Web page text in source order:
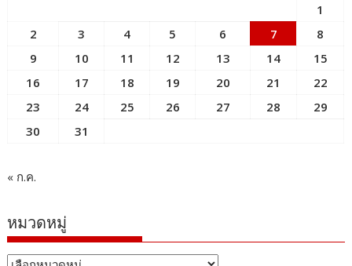
1
2
3 4 5 6 7
8
9
10 11 12 13 14
15
16
17 18 19 20 21
22
23
24 25 26 27 28
29
30
31
« ก.ค.
หมวดหมู่
หมวด